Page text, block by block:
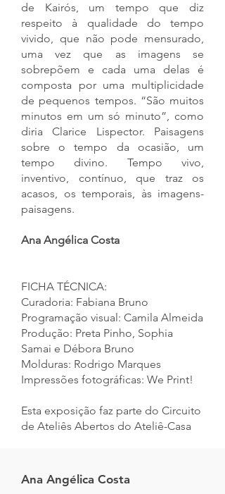
de Kairós, um tempo que diz
respeito à qualidade do tempo
vivido, que não pode mensurado,
uma vez que as imagens se
sobrepõem e cada uma delas é
composta por uma multiplicidade
de pequenos tempos. “São muitos
minutos em um só minuto”, como
diria Clarice Lispector. Paisagens
sobre o tempo da ocasião, um
tempo divino. Tempo vivo,
inventivo, contínuo, que traz os
acasos, os temporais, às imagens-
paisagens.
Ana Angélica Costa
FICHA TÉCNICA:
Curadoria: Fabiana Bruno
Programação visual: Camila Almeida
Produção: Preta Pinho, Sophia
Samai e Débora Bruno
Molduras: Rodrigo Marques
Impressões fotográficas: We Print!
Esta exposição faz parte do Circuito
de Ateliês Abertos do Ateliê-Casa
Ana Angélica Costa